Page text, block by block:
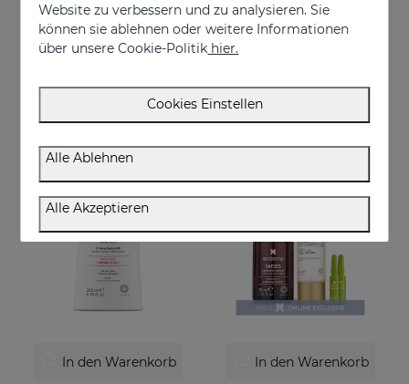
In den Warenkorb
DAESES Augen-Und Lippenkontur
In den Warenkorb
In den Warenkorb In den Warenkorb
Website zu verbessern und zu analysieren. Sie
können sie ablehnen oder weitere Informationen
über unsere Cookie-Politik hier.
Cookies Einstellen
Alle Ablehnen
Alle Akzeptieren